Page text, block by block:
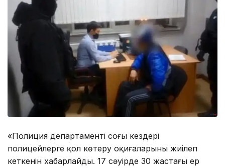
«Полиция департаменті соңғы кездері
полицейлерге қол көтеру оқиғаларының жиілеп
кеткенін хабарлайды. 17 сәуірде 30 жастағы ер